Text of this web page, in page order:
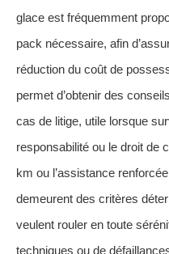
glace est fréquemment
pack nécessaire, afin
réduction du coût de
permet d’obtenir des
cas de litige, utile lorsque
responsabilité ou le droit de
km ou l’assistance
demeurent des critères
veulent rouler en toute
techniques ou de